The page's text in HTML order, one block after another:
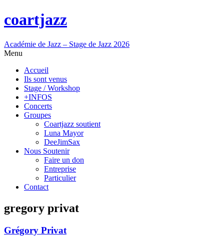
coartjazz
Académie de Jazz – Stage de Jazz 2026
Menu
Accueil
Ils sont venus
Stage / Workshop
+INFOS
Concerts
Groupes
Coartjazz soutient
Luna Mayor
DeeJimSax
Nous Soutenir
Faire un don
Entreprise
Particulier
Contact
gregory privat
Grégory Privat